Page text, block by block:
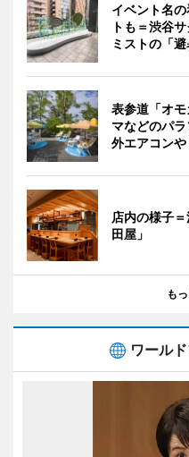
イベント名
トも＝渋谷
ミストの「
表参道「オ
マなどのパ
外エアコン
店内の様子
田屋」
も
ワール